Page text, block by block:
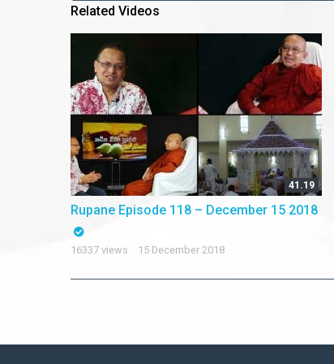
Related Videos
41.19
Rupane Episode 118 – December 15 2018
16337 views 15 December 2018